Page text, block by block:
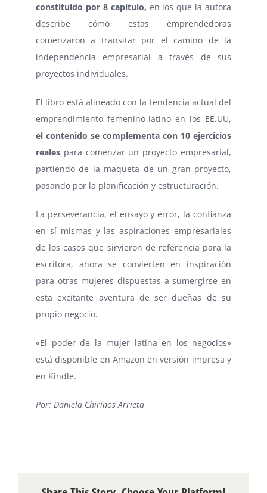
constituido por 8 capítulo, en los que la autora
describe cómo estas emprendedoras
comenzaron a transitar por el camino de la
independencia empresarial a través de sus
proyectos individuales.
El libro está alineado con la tendencia actual del
emprendimiento femenino-latino en los EE.UU,
el contenido se complementa con 10 ejercicios
reales para comenzar un proyecto empresarial,
partiendo de la maqueta de un gran proyecto,
pasando por la planificación y estructuración.
La perseverancia, el ensayo y error, la confianza
en sí mismas y las aspiraciones empresariales
de los casos que sirvieron de referencia para la
escritora, ahora se convierten en inspiración
para otras mujeres dispuestas a sumergirse en
esta excitante aventura de ser dueñas de su
propio negocio.
«El poder de la mujer latina en los negocios»
está disponible en Amazon en versión impresa y
en Kindle.
Por: Daniela Chirinos Arrieta